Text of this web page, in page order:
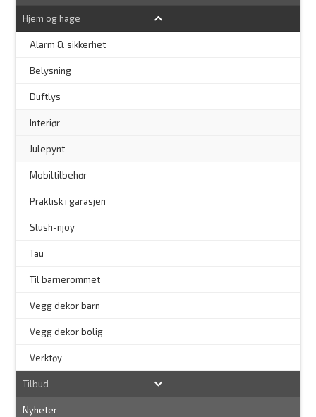
Hjem og hage
Alarm & sikkerhet
Belysning
Duftlys
Interiør
Julepynt
Mobiltilbehør
Praktisk i garasjen
Slush-njoy
Tau
Til barnerommet
Vegg dekor barn
Vegg dekor bolig
Verktøy
Tilbud
Nyheter